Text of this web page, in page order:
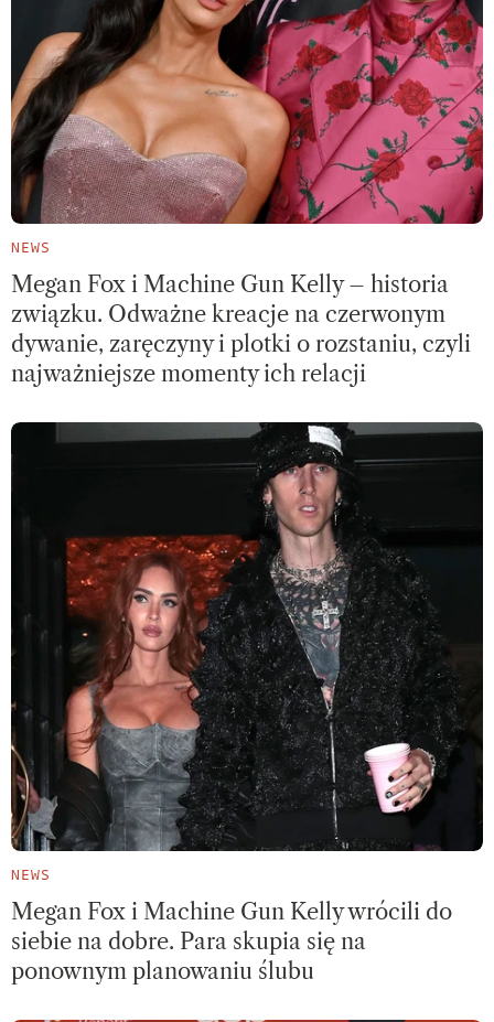
NEWS
Megan Fox i Machine Gun Kelly – historia
związku. Odważne kreacje na czerwonym
dywanie, zaręczyny i plotki o rozstaniu, czyli
najważniejsze momenty ich relacji
NEWS
Megan Fox i Machine Gun Kelly wrócili do
siebie na dobre. Para skupia się na
ponownym planowaniu ślubu